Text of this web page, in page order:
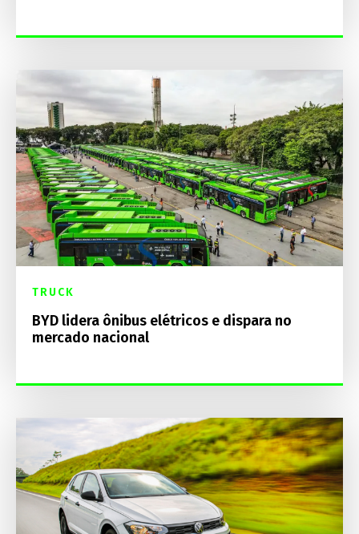
TRUCK
BYD lidera ônibus elétricos e dispara no
mercado nacional